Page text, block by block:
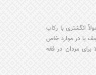
انگشتری با رکاب
یا در موارد خاص
برای مردان در فقه
نگین، جنس رکاب،